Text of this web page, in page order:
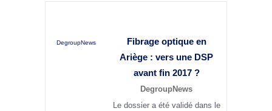
DegroupNews Fibrage optiqueen
Ariège : vers une DSP
avant fin 2017 ?
DegroupNews
Le dossier a été validé dans le